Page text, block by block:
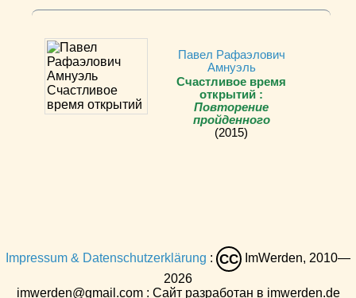
Павел Рафаэлович
Амнуэль
Счастливое время
открытий :
Повторение
пройденного
(2015)
Impressum & Datenschutzerklärung : CC
ImWerden, 2010—
2026
imwerden@gmail.com : Сайт разработан в imwerden.de